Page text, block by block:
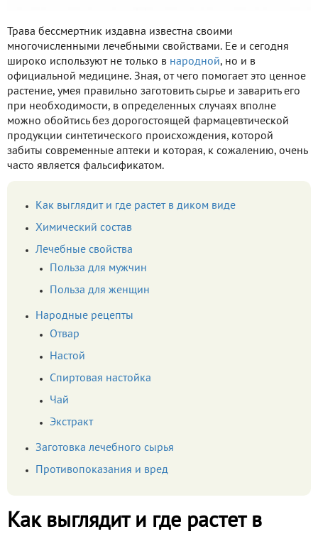
Трава бессмертник издавна известна своими
многочисленными лечебными свойствами. Ее и сегодня
широко используют не только в народной, но и в
официальной медицине. Зная, от чего помогает это ценное
растение, умея правильно заготовить сырье и заварить его
при необходимости, в определенных случаях вполне
можно обойтись без дорогостоящей фармацевтической
продукции синтетического происхождения, которой
забиты современные аптеки и которая, к сожалению, очень
часто является фальсификатом.
Как выглядит и где растет в диком виде
Химический состав
Лечебные свойства
Польза для мужчин
Польза для женщин
Народные рецепты
Отвар
Настой
Спиртовая настойка
Чай
Экстракт
Заготовка лечебного сырья
Противопоказания и вред
Как выглядит и где растет в